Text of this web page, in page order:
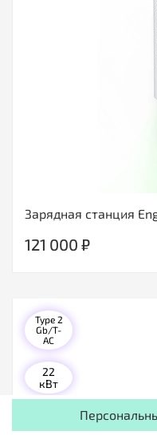
Зарядная станция
121 000 ₽
Type 2
Gb/T-
AC
22
кВт